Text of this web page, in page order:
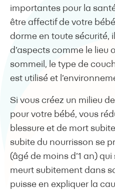
importantes pour la
être affectif de votre
dorme en toute sécurité,
d’aspects comme le lieu
sommeil, le type de
est utilisé et
Si vous créez un milieu
pour votre bébé, vous
blessure et de mort
subite du nourrisson se
(âgé de moins d’1 an)
meurt subitement dans
puisse en expliquer la